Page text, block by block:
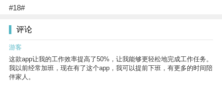
#18#
评论
游客
这款app让我的工作效率提高了50%，让我能够更轻松地完成工作任务。
我以前经常加班，现在有了这个app，我可以提前下班，有更多的时间陪
伴家人。